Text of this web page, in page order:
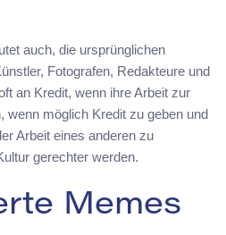
auch, die ursprünglichen
Fotografen, Redakteure und
an Kredit, wenn ihre Arbeit zur
wenn möglich Kredit zu geben und
Arbeit eines anderen zu
gerechter werden.
Memes